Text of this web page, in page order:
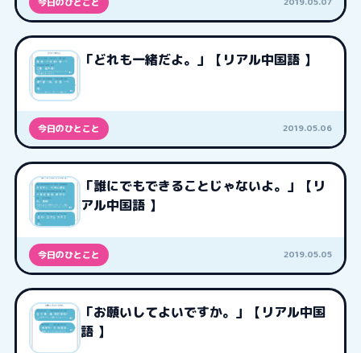
「どれも一緒だよ。」【リアル中国語 】
今日のひとこと 2019.05.06
「誰にでもできることじゃないよ。」【リ
アル中国語 】
今日のひとこと 2019.05.05
「お願いしてよいですか。」【リアル中国
語 】